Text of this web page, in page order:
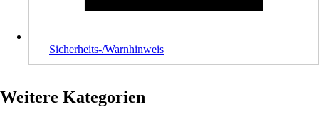
Sicherheits-/Warnhinweis
Weitere Kategorien